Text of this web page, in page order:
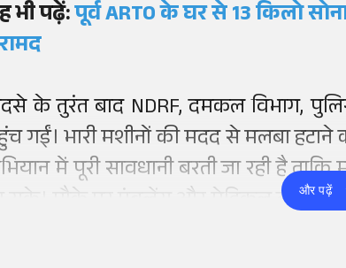
भी पढ़ें:पूर्व ARTO के घर से 13 किलो
के तुरंत बाद NDRF, दमकल विभाग,
गईं। भारी मशीनों की मदद से मलबा हटाने
में पूरी सावधानी बरती जा रही है
जा सके। मौके पर एंबुलेंस और मेडिकल टीमों कोऔर पढ़ें